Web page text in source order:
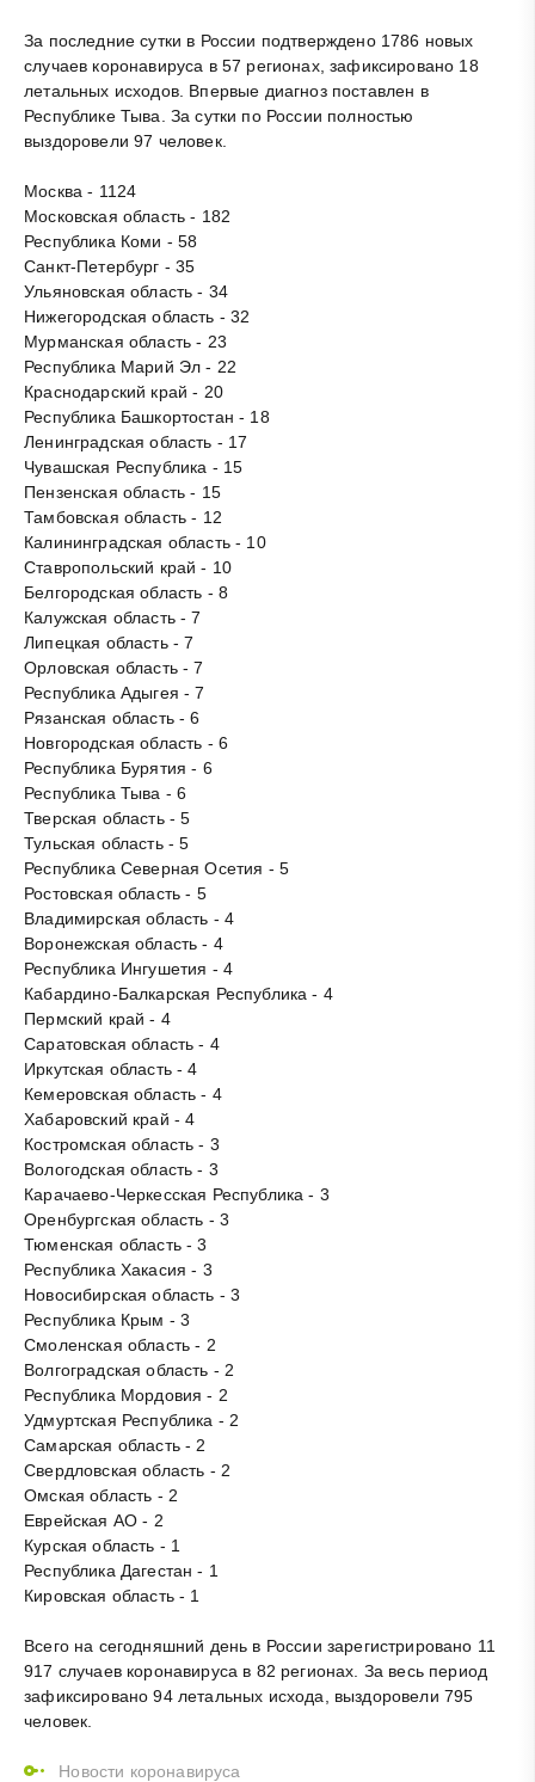
За последние сутки в России подтверждено 1786 новых
случаев коронавируса в 57 регионах, зафиксировано 18
летальных исходов. Впервые диагноз поставлен в
Республике Тыва. За сутки по России полностью
выздоровели 97 человек.
Москва - 1124
Московская область - 182
Республика Коми - 58
Санкт-Петербург - 35
Ульяновская область - 34
Нижегородская область - 32
Мурманская область - 23
Республика Марий Эл - 22
Краснодарский край - 20
Республика Башкортостан - 18
Ленинградская область - 17
Чувашская Республика - 15
Пензенская область - 15
Тамбовская область - 12
Калининградская область - 10
Ставропольский край - 10
Белгородская область - 8
Калужская область - 7
Липецкая область - 7
Орловская область - 7
Республика Адыгея - 7
Рязанская область - 6
Новгородская область - 6
Республика Бурятия - 6
Республика Тыва - 6
Тверская область - 5
Тульская область - 5
Республика Северная Осетия - 5
Ростовская область - 5
Владимирская область - 4
Воронежская область - 4
Республика Ингушетия - 4
Кабардино-Балкарская Республика - 4
Пермский край - 4
Саратовская область - 4
Иркутская область - 4
Кемеровская область - 4
Хабаровский край - 4
Костромская область - 3
Вологодская область - 3
Карачаево-Черкесская Республика - 3
Оренбургская область - 3
Тюменская область - 3
Республика Хакасия - 3
Новосибирская область - 3
Республика Крым - 3
Смоленская область - 2
Волгоградская область - 2
Республика Мордовия - 2
Удмуртская Республика - 2
Самарская область - 2
Свердловская область - 2
Омская область - 2
Еврейская АО - 2
Курская область - 1
Республика Дагестан - 1
Кировская область - 1
Всего на сегодняшний день в России зарегистрировано 11
917 случаев коронавируса в 82 регионах. За весь период
зафиксировано 94 летальных исхода, выздоровели 795
человек.
Новости коронавируса